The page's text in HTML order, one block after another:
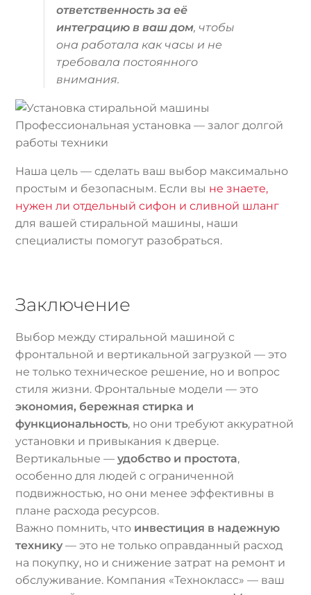
ответственность за её
интеграцию в ваш дом, чтобы
она работала как часы и не
требовала постоянного
внимания.
Профессиональная установка — залог долгой
работы техники
Наша цель — сделать ваш выбор максимально
простым и безопасным. Если вы не знаете,
нужен ли отдельный сифон и сливной шланг
для вашей стиральной машины, наши
специалисты помогут разобраться.
Заключение
Выбор между стиральной машиной с
фронтальной и вертикальной загрузкой — это
не только техническое решение, но и вопрос
стиля жизни. Фронтальные модели — это
экономия, бережная стирка и
функциональность, но они требуют аккуратной
установки и привыкания к дверце.
Вертикальные —удобство и простота,
особенно для людей с ограниченной
подвижностью, но они менее эффективны в
плане расхода ресурсов.
Важно помнить, что инвестиция в надежную
технику — это не только оправданный расход
на покупку, но и снижение затрат на ремонт и
обслуживание. Компания «Технокласс» — ваш